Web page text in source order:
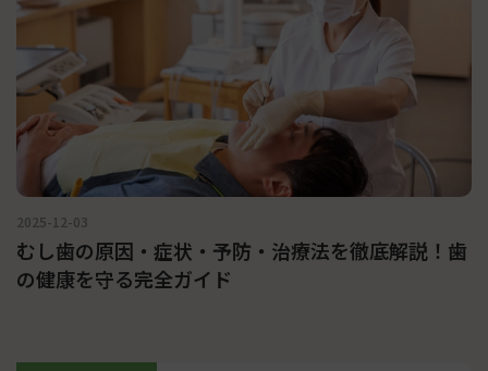
2025-12-03
むし歯の原因・症状・予防・治療法を徹底解説！歯
の健康を守る完全ガイド